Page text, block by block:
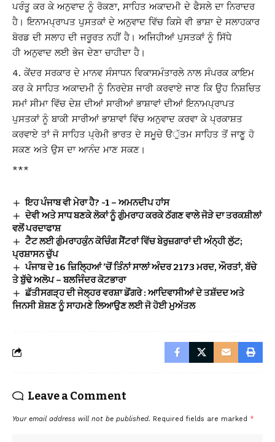
ਪਰੰਤੂ ਕਰ ਕੇ ਅਨੁਵਾਦ ਨੂੰ ਰੋਕਣਾ, ਸਾਹਿਤ ਅਕਾਦਮੀ ਦੇ ਫੈਸਲੇ ਦਾ ਨਿਰਾਦਰ
ਹੈ। ਇਨਾਮਪ੍ਰਾਪਤ ਪੁਸਤਕਾਂ ਦੇ ਅਨੁਵਾਦ ਵਿੱਚ ਕਿਸੇ ਵੀ ਭਾਸ਼ਾ ਦੇ ਸਲਾਹਕਾਰ
ਬੋਰਡ ਦੀ ਸਲਾਹ ਦੀ ਜਰੂਰਤ ਨਹੀਂ ਹੈ। ਅਜਿਹੀਆਂ ਪੁਸਤਕਾਂ ਨੂੰ ਸਿੱਧੇ
ਹੀ ਅਨੁਵਾਦ ਲਈ ਭੇਜ ਦੇਣਾ ਚਾਹੀਦਾ ਹੈ।
ਕੇਂਦਰ ਸਰਕਾਰ ਦੇ ਮਾਨਵ ਸੰਸਾਧਨ ਵਿਕਾਸਮੰਤਾਰਲੇ ਨਾਲ ਸੰਪਰਕ ਕਾਇਮ
ਕਰ ਕੇ ਸਾਹਿਤ ਅਕਾਦਮੀ ਨੂੰ ਨਿਰਦੇਸ਼ ਜਾਰੀ ਕਰਵਾਏ ਜਾਣ ਕਿ ਉਹ ਨਿਸ਼ਚਿਤ
ਸਮਾਂ ਸੀਮਾ ਵਿੱਚ ਦੇਸ਼ ਦੀਆਂ ਸਾਰੀਆਂ ਭਾਸ਼ਾਵਾਂ ਦੀਆਂ ਇਨਾਮਪ੍ਰਾਪਤ
ਪੁਸਤਕਾਂ ਨੂੰ ਬਾਕੀ ਸਾਰੀਆਂ ਭਾਸ਼ਾਵਾਂ ਵਿੱਚ ਅਨੁਵਾਦ ਕਰਵਾ ਕੇ ਪ੍ਰਕਾਸ਼ਤ
ਕਰਵਾਏ ਤਾਂ ਜੋ ਸਾਹਿਤ ਪ੍ਰੇਮੀ ਭਾਰਤ ਦੇ ਸਮੂਚੇ ੳੁੱਤਮ ਸਾਹਿਤ ਤੋਂ ਜਾਣੂ ਹੋ
ਸਕਣ ਅਤੇ ਉਸ ਦਾ ਆਨੰਦ ਮਾਣ ਸਕਣ।
***
ਇਹ ਪੰਜਾਬ ਵੀ ਮੇਰਾ ਹੈ? -1 – ਅਮਨਦੀਪ ਹਾਂਸ
ਦੇਵੀ ਅਤੇ ਸਾਧ ਬਣਕੇ ਲੋਕਾਂ ਨੂੰ ਗੁੰਮਰਾਹ ਕਰਕੇ ਠੱਗਣ ਵਾਲੇ ਜੋੜੇ ਦਾ ਤਰਕਸ਼ੀਲਾਂ
ਵਲੋਂ ਪਰਦਾਫਾਸ਼
ਟੈਟ ਲਈ ਗੁੰਮਰਾਹਕੁੰਨ ਕੋਚਿੰਗ ਸੈਂਟਰਾਂ ਵਿੱਚ ਬੇਰੁਜ਼ਗਾਰਾਂ ਦੀ ਅੰਨ੍ਹੀ ਲੁੱਟ;
ਪ੍ਰਸ਼ਾਸਨ ਚੁੱਪ
ਪੰਜਾਬ ਦੇ 16 ਜ਼ਿਲ੍ਹਿਆਂ ’ਚੋਂ ਤਿੰਨਾਂ ਸਾਲਾਂ ਅੰਦਰ 2173 ਮਰਦ, ਔਰਤਾਂ, ਬੱਚੇ
ਤੇ ਬੁੱਢੇ ਅਲੋਪ – ਬਲਜਿੰਦਰ ਕੋਟਭਾਰਾ
ਛੱਤੀਸਗੜ੍ਹ ਦੀ ਜੇਲ੍ਹਰ ਵਰਸ਼ਾ ਡੋਂਗਰੇ : ਆਦਿਵਾਸੀਆਂ ਦੇ ਤਸ਼ੱਦਦ ਅਤੇ
ਜਿਨਸੀ ਸ਼ੋਸ਼ਣ ਨੂੰ ਸਾਹਮਣੇ ਲਿਆਉਣ ਲਈ ਜੋ ਹੋਈ ਮੁਅੱਤਲ
Leave a Comment
Your email address will not be published. Required fields are marked *